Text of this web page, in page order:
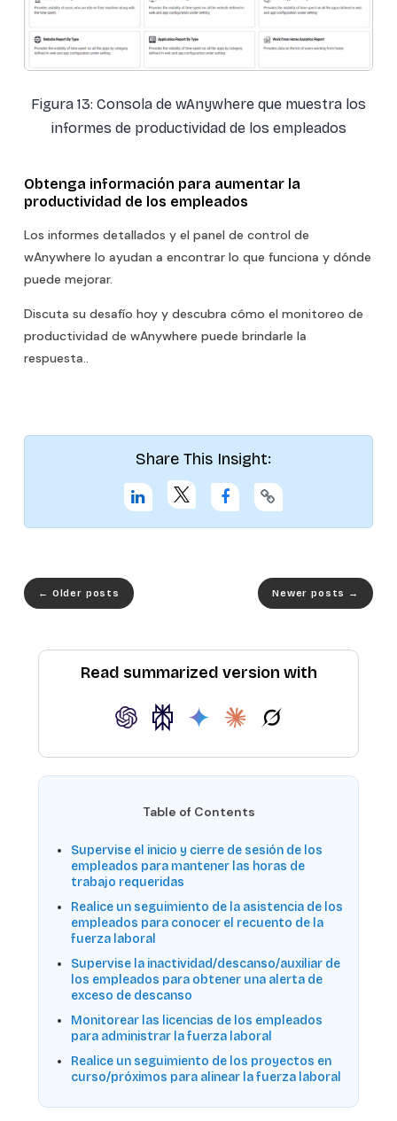
Figura 13: Consola de wAnywhere que muestra los
informes de productividad de los empleados
Obtenga información para aumentar la
productividad de los empleados
Los informes detallados y el panel de control de
wAnywhere lo ayudan a encontrar lo que funciona y dónde
puede mejorar.
Discuta su desafío hoy y descubra cómo el monitoreo de
productividad de wAnywhere puede brindarle la
respuesta..
Share This Insight:
← Older posts Newer posts →
Read summarized version with
Table of Contents
Supervise el inicio y cierre de sesión de los
empleados para mantener las horas de
trabajo requeridas
Realice un seguimiento de la asistencia de los
empleados para conocer el recuento de la
fuerza laboral
Supervise la inactividad/descanso/auxiliar de
los empleados para obtener una alerta de
exceso de descanso
Monitorear las licencias de los empleados
para administrar la fuerza laboral
Realice un seguimiento de los proyectos en
curso/próximos para alinear la fuerza laboral